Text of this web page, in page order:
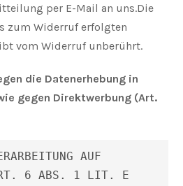
per E-Mail an uns.Die
zum Widerruf erfolgten
vom Widerruf unberührt.
die Datenerhebung in
gegen Direktwerbung (Art.
AUF
ART. 6 ABS. 1 LIT. E